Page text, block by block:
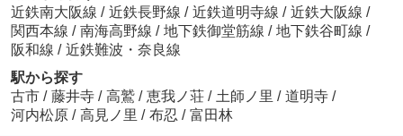
近鉄南大阪線 / 近鉄長野線 / 近鉄道明寺線 / 近鉄大阪線 /
関西本線 / 南海高野線 / 地下鉄御堂筋線 / 地下鉄谷町線 /
阪和線 / 近鉄難波・奈良線
駅から探す
古市 / 藤井寺 / 高鷲 / 恵我ノ荘 / 土師ノ里 / 道明寺 /
河内松原 / 高見ノ里 / 布忍 / 富田林